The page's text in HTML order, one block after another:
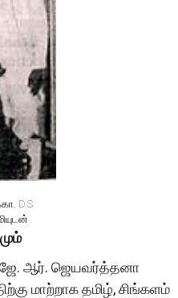
D.S
ஜே. ஆர். ஜெயவர்த்தனா
மாற்றாக தமிழ், சிங்களம்